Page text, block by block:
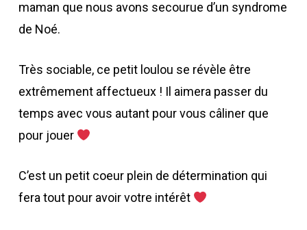
maman que nous avons secourue d’un syndrome
de Noé.
Très sociable, ce petit loulou se révèle être
extrêmement affectueux ! Il aimera passer du
temps avec vous autant pour vous câliner que
pour jouer
C’est un petit coeur plein de détermination qui
fera tout pour avoir votre intérêt